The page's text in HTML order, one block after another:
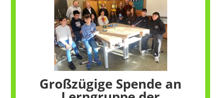
Großzügige Spende an